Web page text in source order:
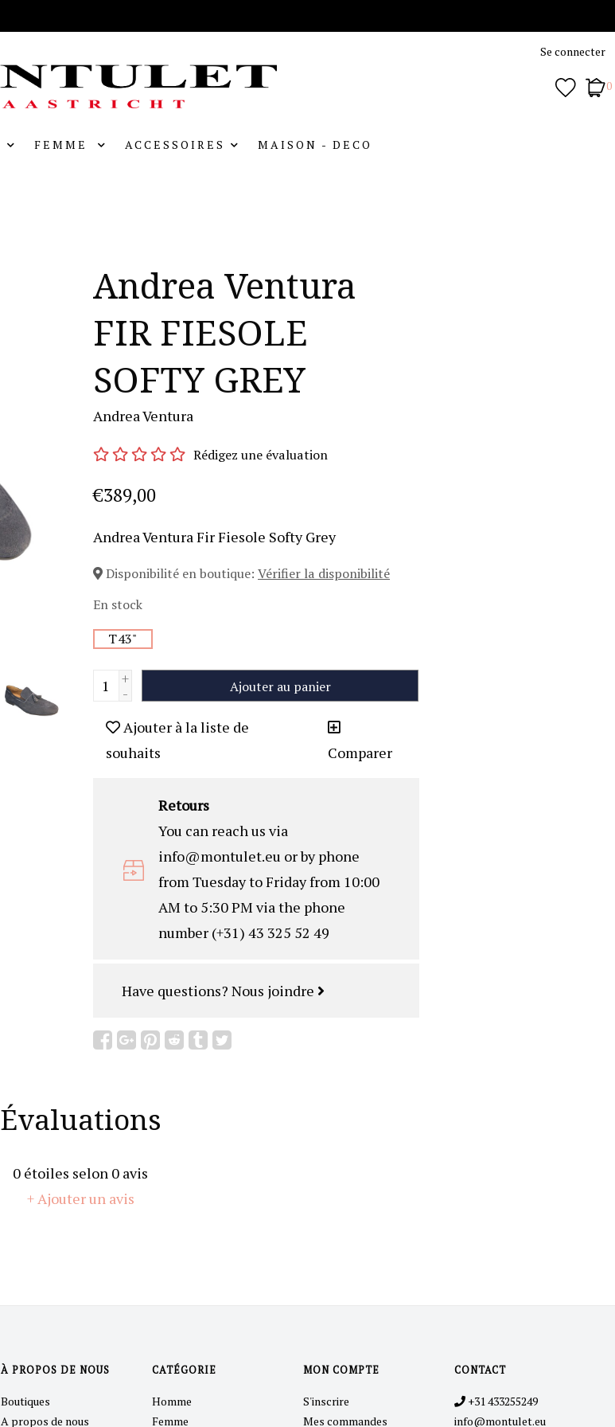
Se connecter
0
FEMME ACCESSOIRES MAISON - DECO
Andrea Ventura
FIR FIESOLE
SOFTY GREY
Andrea Ventura
Rédigez une évaluation
€389,00
Andrea Ventura Fir Fiesole Softy Grey
Disponibilité en boutique: Vérifier la disponibilité
En stock
T43"
+
- Ajouter au panier
Ajouter à la liste de
souhaits
Comparer
Retours
You can reach us via
info@montulet.eu or by phone
from Tuesday to Friday from 10:00
AM to 5:30 PM via the phone
number (+31) 43 325 52 49
Have questions? Nous joindre
Évaluations
0 étoiles selon 0 avis
+ Ajouter un avis
À PROPOS DE NOUS
Boutiques
A propos de nous
CATÉGORIE
Homme
Femme
MON COMPTE
S'inscrire
Mes commandes
CONTACT
+31 433255249
info@montulet.eu